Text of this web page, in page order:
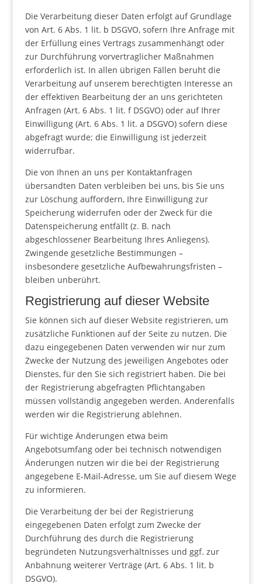
Die Verarbeitung dieser Daten erfolgt auf Grundlage
von Art. 6 Abs. 1 lit. b DSGVO, sofern Ihre Anfrage mit
der Erfüllung eines Vertrags zusammenhängt oder
zur Durchführung vorvertraglicher Maßnahmen
erforderlich ist. In allen übrigen Fällen beruht die
Verarbeitung auf unserem berechtigten Interesse an
der effektiven Bearbeitung der an uns gerichteten
Anfragen (Art. 6 Abs. 1 lit. f DSGVO) oder auf Ihrer
Einwilligung (Art. 6 Abs. 1 lit. a DSGVO) sofern diese
abgefragt wurde; die Einwilligung ist jederzeit
widerrufbar.
Die von Ihnen an uns per Kontaktanfragen
übersandten Daten verbleiben bei uns, bis Sie uns
zur Löschung auffordern, Ihre Einwilligung zur
Speicherung widerrufen oder der Zweck für die
Datenspeicherung entfällt (z. B. nach
abgeschlossener Bearbeitung Ihres Anliegens).
Zwingende gesetzliche Bestimmungen –
insbesondere gesetzliche Aufbewahrungsfristen –
bleiben unberührt.
Registrierung auf dieser Website
Sie können sich auf dieser Website registrieren, um
zusätzliche Funktionen auf der Seite zu nutzen. Die
dazu eingegebenen Daten verwenden wir nur zum
Zwecke der Nutzung des jeweiligen Angebotes oder
Dienstes, für den Sie sich registriert haben. Die bei
der Registrierung abgefragten Pflichtangaben
müssen vollständig angegeben werden. Anderenfalls
werden wir die Registrierung ablehnen.
Für wichtige Änderungen etwa beim
Angebotsumfang oder bei technisch notwendigen
Änderungen nutzen wir die bei der Registrierung
angegebene E-Mail-Adresse, um Sie auf diesem Wege
zu informieren.
Die Verarbeitung der bei der Registrierung
eingegebenen Daten erfolgt zum Zwecke der
Durchführung des durch die Registrierung
begründeten Nutzungsverhältnisses und ggf. zur
Anbahnung weiterer Verträge (Art. 6 Abs. 1 lit. b
DSGVO).